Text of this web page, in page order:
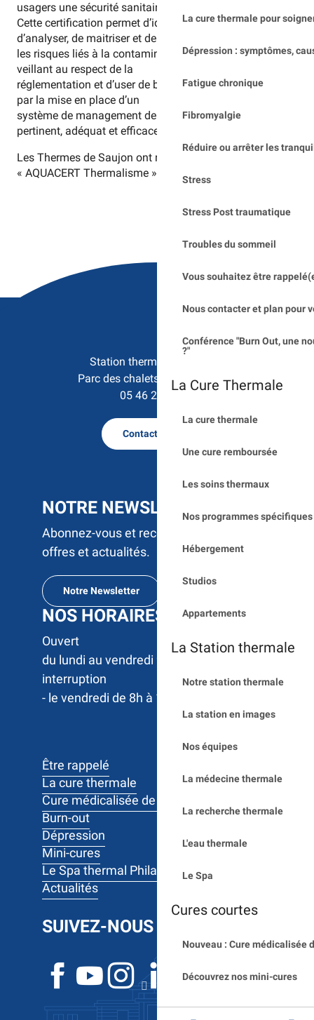
La cure thermale pour
Dépression : symptômes,
Fatigue chronique
Fibromyalgie
Réduire ou arrêter les
Stress
Stress Post traumatique
Troubles du sommeil
Vous souhaitez être
Nous contacter et plan pour
Conférence "Burn Out, une
?"
La Cure Thermale
La cure thermale
Une cure remboursée
Les soins thermaux
Nos programmes
Hébergement
Studios
Appartements
La Station thermale
Notre station thermale
La station en images
Nos équipes
La médecine thermale
La recherche thermale
L'eau thermale
Le Spa
Cures courtes
Nouveau : Cure médicalisée
Découvrez nos mini-cures
usagers une sécurité sanitaire optimale.
Cette certification permet d’identifier, d’évaluer,
d’analyser, de maitriser et de prévenir
les risques liés à la contamination de l’eau thermale en
veillant au respect de la
réglementation et d’user de bonnes pratiques thermales
par la mise en place d’un
système de management de la sécurité sanitaire
pertinent, adéquat et efficace.
Les Thermes de Saujon ont renouvelé cette certification
« AQUACERT Thermalisme »
Station thermale de Saujon
Parc des chalets - 17600 Saujon
05 46 23 50 15
Contactez nous
NOTRE NEWSLETTER
Abonnez-vous et recevez par e-mail nos
offres et actualités.
Notre Newsletter
NOS HORAIRES
Ouvert
du lundi au vendredi 9h à 17h sans
interruption
- le vendredi de 8h à 12h
Être rappelé
La cure thermale
Cure médicalisée de 10 jours
Burn-out
Dépression
Mini-cures
Le Spa thermal Philae
Actualités
SUIVEZ-NOUS